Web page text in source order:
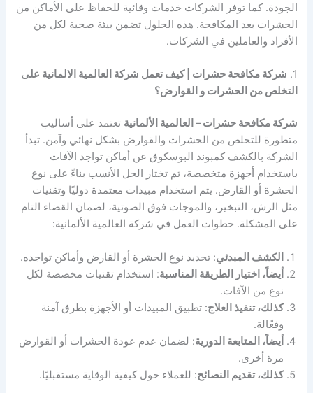
الجودة. كما توفر الشركات خدمات وقائية للحفاظ على الأماكن من
الحشرات بعد المكافحة. هذه الحلول تضمن بيئة صحية لكل من
الأفراد والعاملين في الشركات.
1. شركة مكافحة حشرات | كيف تعمل شركة العالمية الالمانية على
التخلص من الحشرات و القوارض؟
شركة مكافحة حشرات – العالمية الألمانية تعتمد على أساليب
متطورة للتخلص من الحشرات والقوارض بشكل نهائي وآمن. تبدأ
الشركة بالكشف كمبوند البوسكوق عن أماكن تواجد الآفات
باستخدام أجهزة متخصصة، ثم تختار الحل الأنسب بناءً على نوع
الحشرة أو القارض. يتم استخدام مبيدات معتمدة دوليًا وتقنيات
مثل الرش، التبخير، والموجات فوق الصوتية، لضمان القضاء التام
على المشكلة. خطوات العمل في شركة العالمية الألمانية:
الكشف المبدئي: تحديد نوع الحشرة أو القارض وأماكن تواجده.
أيضاً، اختيار الطريقة المناسبة: استخدام تقنيات مخصصة لكل
نوع من الآفات.
كذلك، تنفيذ العلاج: تطبيق المبيدات أو الأجهزة بطرق آمنة
وفعّالة.
أيضاً، المتابعة الدورية: لضمان عدم عودة الحشرات أو القوارض
مرة أخرى.
كذلك، تقديم النصائح: للعملاء حول كيفية الوقاية مستقبليًا.